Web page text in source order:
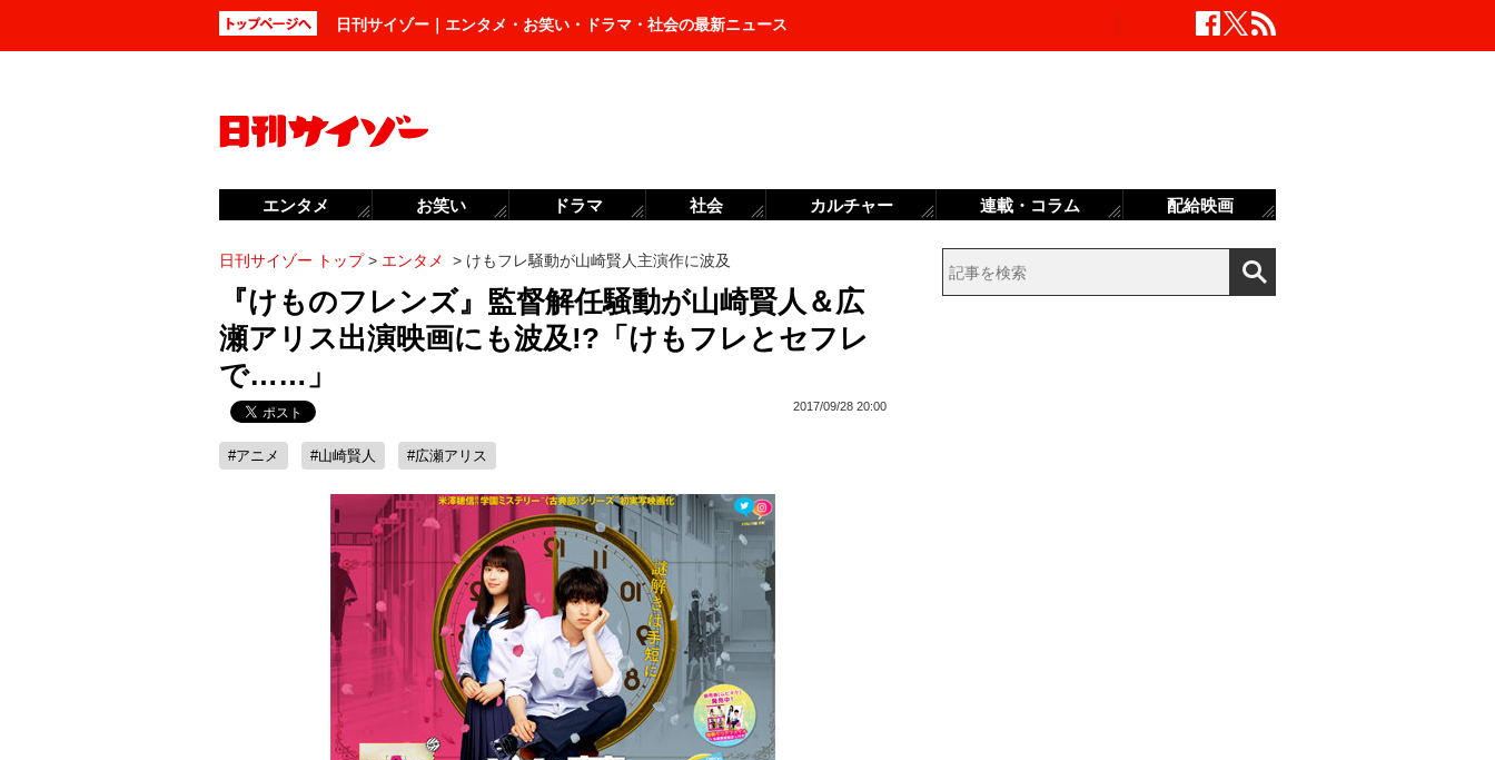
日刊サイゾー｜エンタメ・お笑い・ドラマ・社会の最新ニュース
日刊サイゾー トップ> エンタメ > けもフレ騒動が山崎賢人主演作に波及
『けものフレンズ』監督解任騒動が山崎賢人＆広
瀬アリス出演映画にも波及!?「けもフレとセフレ
で……」
2017/09/28 20:00
#アニメ #山崎賢人 #広瀬アリス
エンタメ お笑い ドラマ 社会 カルチャー 連載・コラム 配給映画